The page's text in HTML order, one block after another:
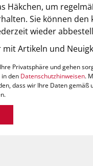
Häkchen, um
Sie können
wieder
Artikeln und
Privatsphäre und gehen
in den Datenschutzhinweisen.
dass wir Ihre Daten gemäß